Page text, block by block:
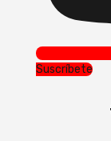
Suscríbete